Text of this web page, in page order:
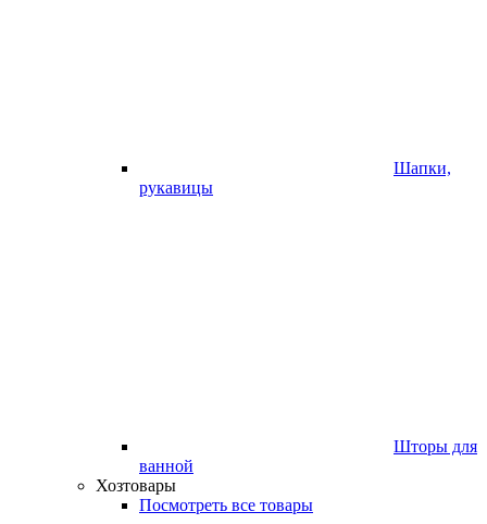
Шапки,
рукавицы
Шторы для
ванной
Хозтовары
Посмотреть все товары